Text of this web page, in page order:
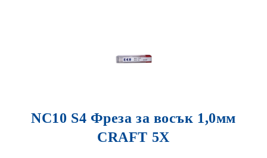
NC10 S4 Фреза за восък 1,0мм
CRAFT 5X